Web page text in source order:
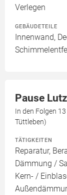
Verlegen
GEBÄUDETEILE
Innenwand,
Pause
In den Folgen
Tüttleben)
TÄTIGKEITEN
Reparatur,
Dämmung /
Kern- /